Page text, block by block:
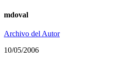
mdoval
Archivo del Autor
10/05/2006